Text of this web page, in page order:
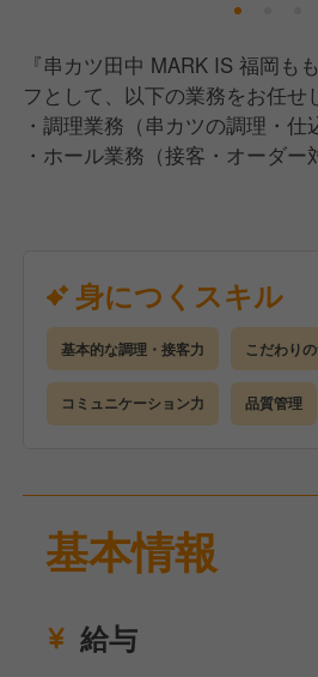
『串カツ田中 MARK IS 福岡も
フとして、以下の業務をお任せ
・調理業務（串カツの調理・仕
・ホール業務（接客・オーダー
【キャリアアップについて】
・未経験の方は基礎から学べる
・経験者の方はスキルを活かし
ップが可能。
・店舗運営のノウハウを学びな
ャーを目指せます！
中！
・長く安定して働きたい方、キ
身につくスキル
基本的な調理・接客力 こだわり
コミュニケーション力 品質管理
基本情報
給与